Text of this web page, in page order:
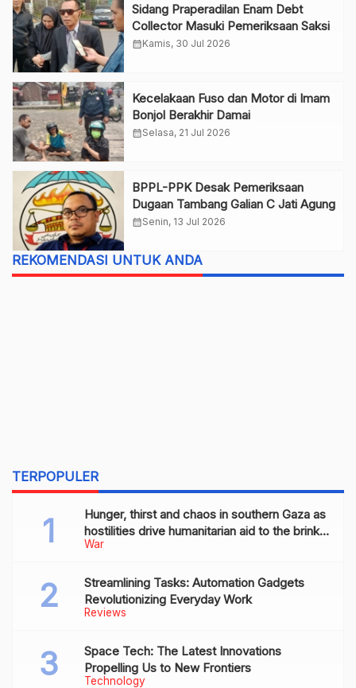
Sidang Praperadilan Enam Debt
Collector Masuki Pemeriksaan Saksi
calendar_monthKamis, 30 Jul 2026
Kecelakaan Fuso dan Motor di Imam
Bonjol Berakhir Damai
calendar_monthSelasa, 21 Jul 2026
BPPL-PPK Desak Pemeriksaan
Dugaan Tambang Galian C Jati Agung
calendar_monthSenin, 13 Jul 2026
REKOMENDASI UNTUK ANDA
TERPOPULER
War
Hunger, thirst and chaos in southern Gaza as
hostilities drive humanitarian aid to the brink
of collapse
Reviews
Streamlining Tasks: Automation Gadgets
Revolutionizing Everyday Work
Technology
Space Tech: The Latest Innovations
Propelling Us to New Frontiers